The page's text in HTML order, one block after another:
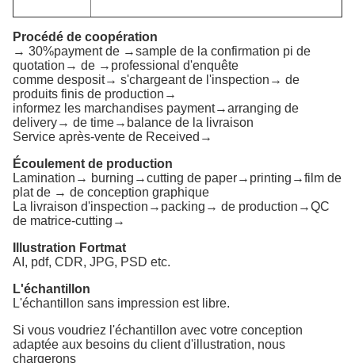
Procédé de coopération
→ 30%payment de →sample de la confirmation pi de
quotation→ de →professional d'enquête
comme desposit→ s'chargeant de l'inspection→ de
produits finis de production→
informez les marchandises payment→arranging de
delivery→ de time→balance de la livraison
Service après-vente de Received→
Écoulement de production
Lamination→ burning→cutting de paper→printing→film de
plat de → de conception graphique
La livraison d'inspection→packing→ de production→QC
de matrice-cutting→
Illustration Fortmat
AI, pdf, CDR, JPG, PSD etc.
L'échantillon
L'échantillon sans impression est libre.
Si vous voudriez l'échantillon avec votre conception
adaptée aux besoins du client d'illustration, nous
chargerons